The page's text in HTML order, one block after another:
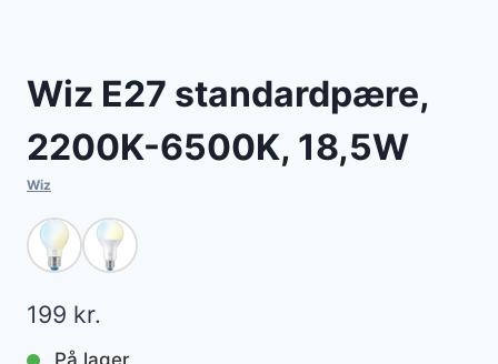
Wiz E27 standardpære,
2200K-6500K, 18,5W
Wiz
199 kr.